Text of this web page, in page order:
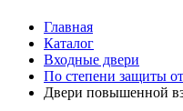
Главная
Каталог
Входные двери
По степени защиты
Двери повышенной